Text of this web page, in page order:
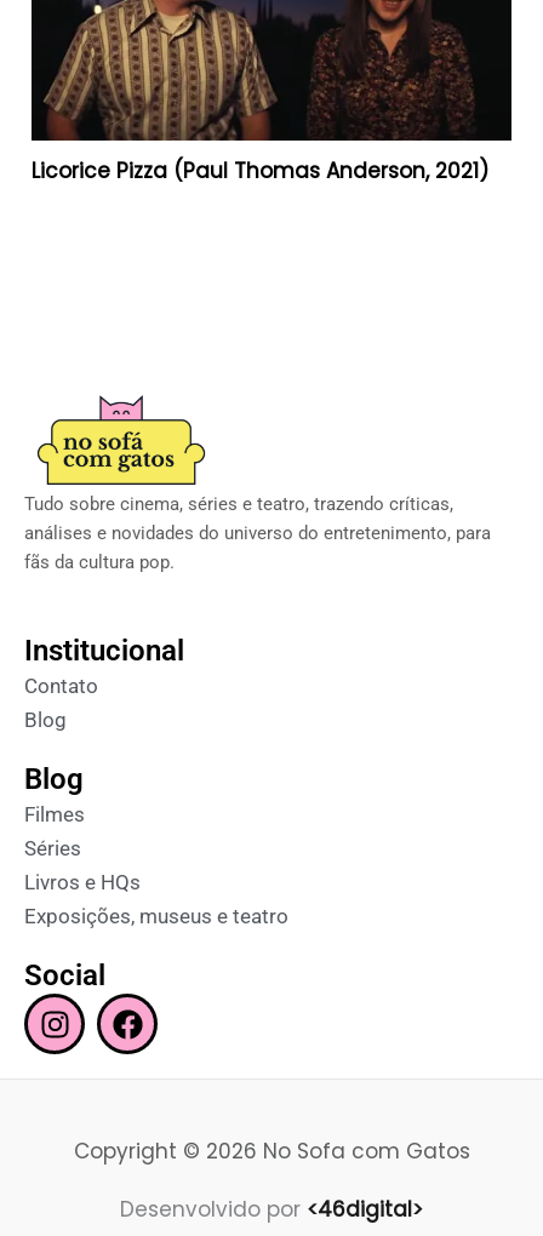
Licorice Pizza (Paul Thomas Anderson, 2021)
Tudo sobre cinema, séries e teatro, trazendo críticas,
análises e novidades do universo do entretenimento, para
fãs da cultura pop.
Institucional
Contato
Blog
Blog
Filmes
Séries
Livros e HQs
Exposições, museus e teatro
Social
I
n
s
F
a
c
o
o
k
Copyright © 2026 No Sofa com Gatos
Desenvolvido por <46digital>